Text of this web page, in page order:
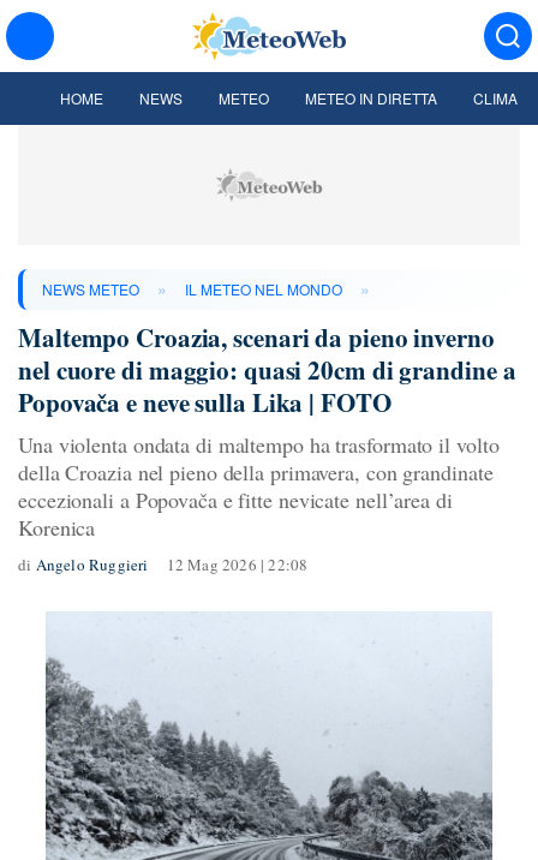
HOME NEWS METEO METEO IN DIRETTA CLIMA
NEWS METEO » IL METEO NEL MONDO »
Maltempo Croazia, scenari da pieno inverno
nel cuore di maggio: quasi 20cm di grandine a
Popovača e neve sulla Lika | FOTO
Una violenta ondata di maltempo ha trasformato il volto
della Croazia nel pieno della primavera, con grandinate
eccezionali a Popovača e fitte nevicate nell’area di
Korenica
di Angelo Ruggieri 12 Mag 2026 | 22:08